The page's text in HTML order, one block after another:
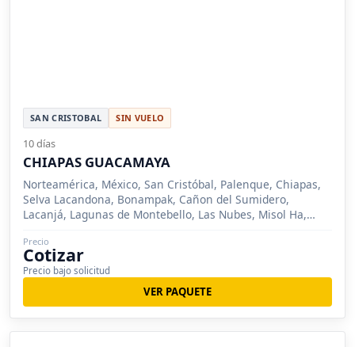
SAN CRISTOBAL SIN VUELO
10 días
CHIAPAS GUACAMAYA
Norteamérica, México, San Cristóbal, Palenque, Chiapas,
Selva Lacandona, Bonampak, Cañon del Sumidero,
Lacanjá, Lagunas de Montebello, Las Nubes, Misol Ha,
Precio
Cotizar
Precio bajo solicitud
VER PAQUETE